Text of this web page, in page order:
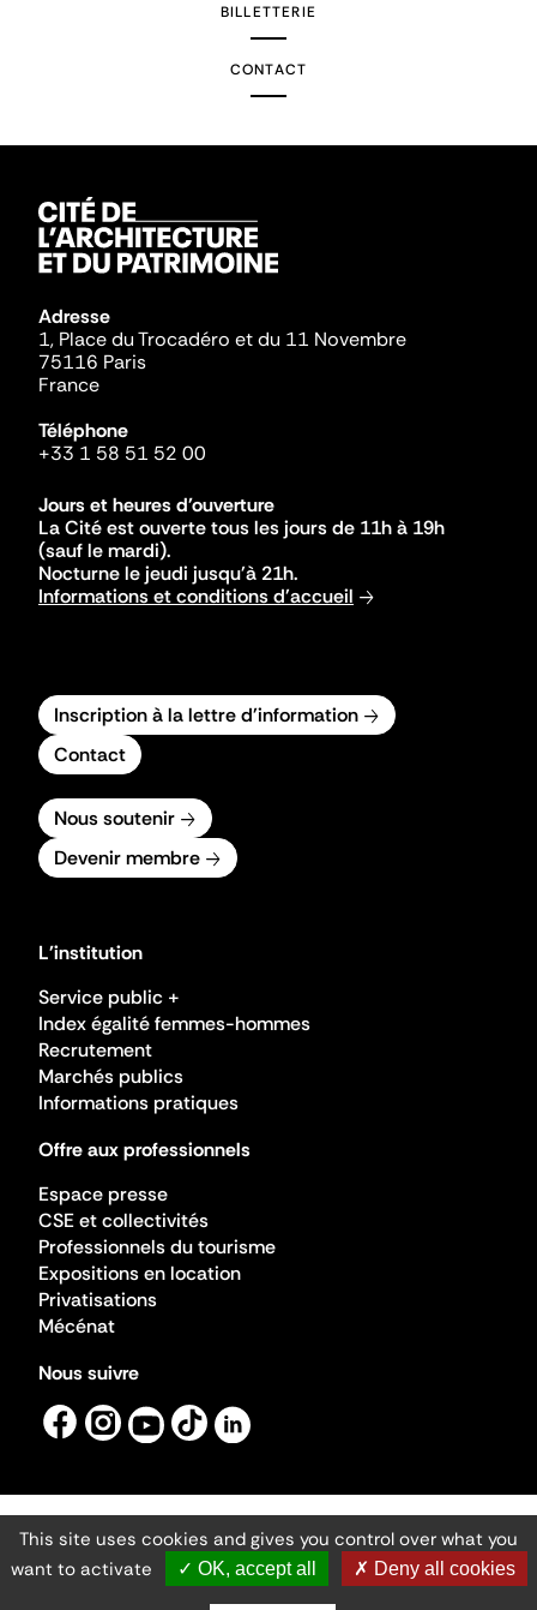
BILLETTERIE
CONTACT
Adresse
1, Place du Trocadéro et du 11 Novembre
75116 Paris
France
Téléphone
+33 1 58 51 52 00
Jours et heures d'ouverture
La Cité est ouverte tous les jours de 11h à 19h
(sauf le mardi).
Nocturne le jeudi jusqu'à 21h.
Informations et conditions d'accueil
Inscription à la lettre d'information
Contact
Nous soutenir
Devenir membre
L'institution
Service public +
Index égalité femmes-hommes
Recrutement
Marchés publics
Informations pratiques
Offre aux professionnels
Espace presse
CSE et collectivités
Professionnels du tourisme
Expositions en location
Privatisations
Mécénat
Nous suivre
Mentions légales
Gestion des cookies
Accessibilité numérique
Ministère de la Culture ©2026
This site uses cookies and gives you control over what you
want to activate
✓ OK, accept all ✗ Deny all cookies